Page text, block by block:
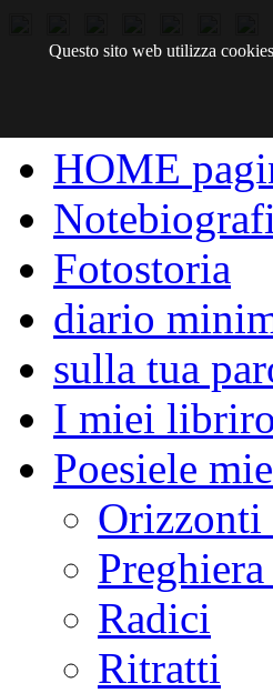
HOME
Note
Fotostoria
diario
sulla tua
I miei libri
Poesiele
Radici
Ritratti
Questo sito web utilizza